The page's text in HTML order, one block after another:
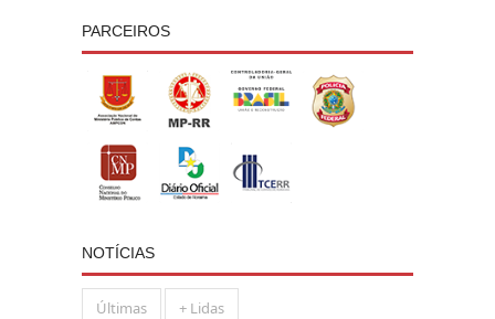
PARCEIROS
NOTÍCIAS
Últimas + Lidas